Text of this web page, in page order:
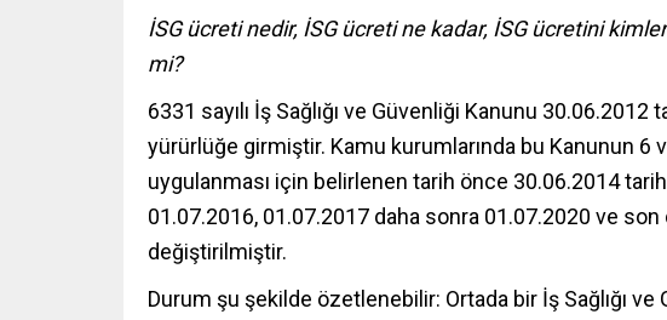
İSG ücreti nedir, İSG ücreti ne kadar, İSG ücretini
mi?
6331 sayılı İş Sağlığı ve Güvenliği Kanunu
yürürlüğe girmiştir. Kamu kurumlarında bu Kanunun
uygulanması için belirlenen tarih önce 30.06.2014
01.07.2016, 01.07.2017 daha sonra 01.07.2020 ve
değiştirilmiştir.
Durum şu şekilde özetlenebilir: Ortada bir İş Sağlığı ve